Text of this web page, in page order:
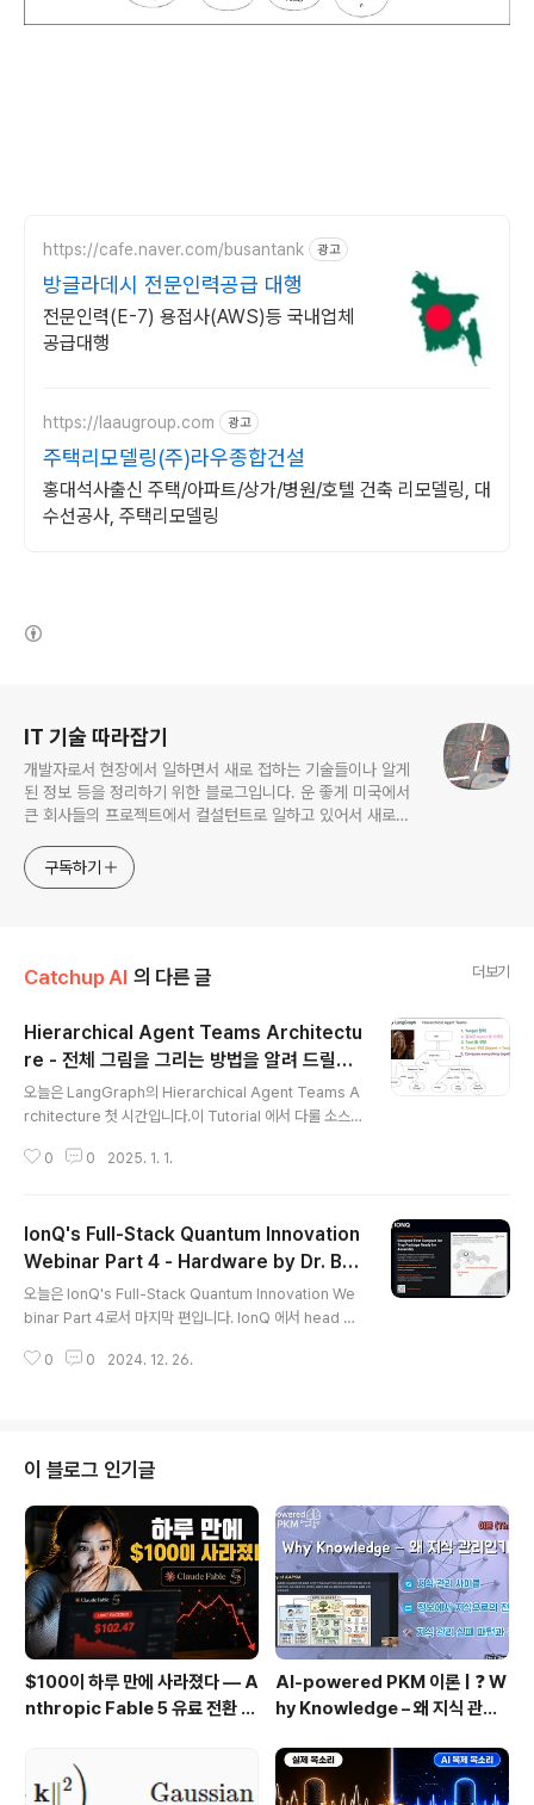
https://cafe.naver.com/busantank 광고
방글라데시 전문인력공급 대행
전문인력(E-7) 용접사(AWS)등 국내업체
공급대행
https://laaugroup.com 광고
주택리모델링(주)라우종합건설
홍대석사출신 주택/아파트/상가/병원/호텔 건축 리모델링, 대
수선공사, 주택리모델링
IT 기술 따라잡기
개발자로서 현장에서 일하면서 새로 접하는 기술들이나 알게
된 정보 등을 정리하기 위한 블로그입니다. 운 좋게 미국에서
큰 회사들의 프로젝트에서 컬설턴트로 일하고 있어서 새로운
사용되는 툴들에 대해 많은 분들과 정보를 공유하고 싶습니다.
구독하기
Catchup AI 의 다른 글 더보기
Hierarchical Agent Teams Architectu
re - 전체 그림을 그리는 방법을 알려 드릴께
요.
오늘은 LangGraph의 Hierarchical Agent Teams A
rchitecture 첫 시간입니다.이 Tutorial 에서 다룰 소스
것을 토대로 Agent Architecture를 구성하기 위한 절차
떤 것들을 어떻게 설계해야 하는지 잘 배워 봅시다. http
s://youtu.be/J5zl376A9qo?si=bTHY5JEkOCXV
M5XF
0 0 2025. 1. 1.
IonQ's Full-Stack Quantum Innovation
Webinar Part 4 - Hardware by Dr. Bjo
rn Flatt
오늘은 IonQ's Full-Stack Quantum Innovation We
binar Part 4로서 마지막 편입니다. IonQ 에서 head of
Hardware 관련한 내용을 발표 합니다. Qubitekk인수
um Package) 를 통해 양자 시스템의 크기, 무게, 전력 소
비를 대폭 줄이고 실온에서 작동할 수 있는 기술을 구현하
여 운영 비용 절감과 대규보 생산 가능성을 실현하고 있는
내용을 밝힙니다. IonQ의 세가지 핵심 기술 전략은 ..
0 0 2024. 12. 26.
이 블로그 인기글
$100이 하루 만에 사라졌다 — A
nthropic Fable 5 유료 전환 사
AI-powered PKM 이론 | ❓ W
hy Knowledge – 왜 지식 관리
보에서 지식으로의 전환, 🛠️ 지식
관리 실패 패턴과 극복